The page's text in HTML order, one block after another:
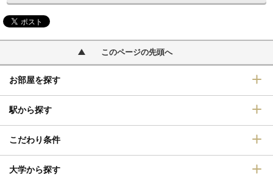
このページの先頭へ
お部屋を探す
駅から探す
こだわり条件
大学から探す